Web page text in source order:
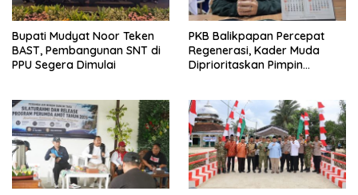
Bupati Mudyat Noor Teken
BAST, Pembangunan SNT di
PPU Segera Dimulai
PKB Balikpapan Percepat
Regenerasi, Kader Muda
Diprioritaskan Pimpin